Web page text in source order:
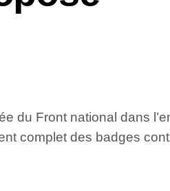
du Front national dans
complet des badges